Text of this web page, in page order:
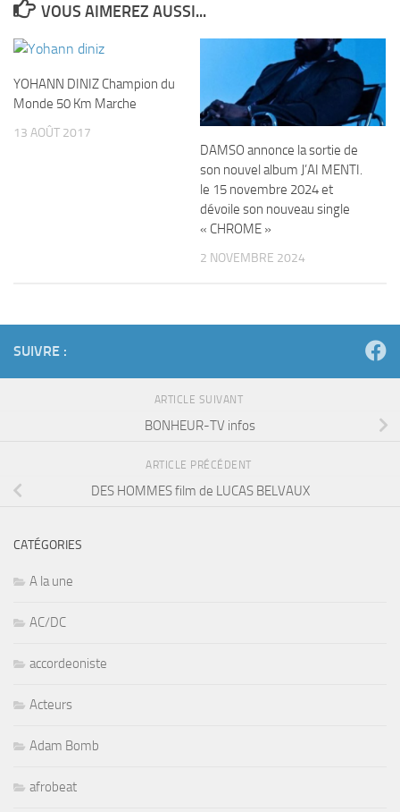
VOUS AIMEREZ AUSSI...
YOHANN DINIZ Champion du
Monde 50 Km Marche
13 AOÛT 2017
DAMSO annonce la sortie de
son nouvel album J’AI MENTI.
le 15 novembre 2024 et
dévoile son nouveau single
« CHROME »
2 NOVEMBRE 2024
SUIVRE :
ARTICLE SUIVANT
BONHEUR-TV infos
ARTICLE PRÉCÉDENT
DES HOMMES film de LUCAS BELVAUX
CATÉGORIES
A la une
AC/DC
accordeoniste
Acteurs
Adam Bomb
afrobeat